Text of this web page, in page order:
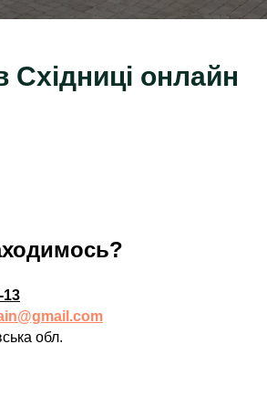
Східниці онлайн
13
обл.